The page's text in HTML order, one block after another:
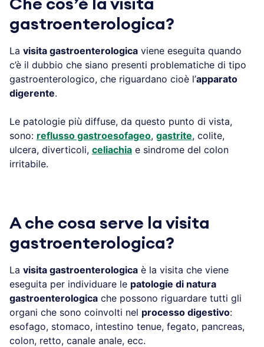
Che cos’è la visita
gastroenterologica?
La visita gastroenterologica viene eseguita quando
c’è il dubbio che siano presenti problematiche di tipo
gastroenterologico, che riguardano cioè l’apparato
digerente.
Le patologie più diffuse, da questo punto di vista,
sono: reflusso gastroesofageo, gastrite, colite,
ulcera, diverticoli, celiachia e sindrome del colon
irritabile.
A che cosa serve la visita
gastroenterologica?
La visita gastroenterologica è la visita che viene
eseguita per individuare le patologie di natura
gastroenterologica che possono riguardare tutti gli
organi che sono coinvolti nel processo digestivo:
esofago, stomaco, intestino tenue, fegato, pancreas,
colon, retto, canale anale, ecc.